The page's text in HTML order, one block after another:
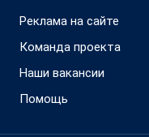
Реклама на сайте
Команда проекта
Наши вакансии
Помощь